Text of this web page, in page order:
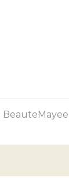
BeauteMayee